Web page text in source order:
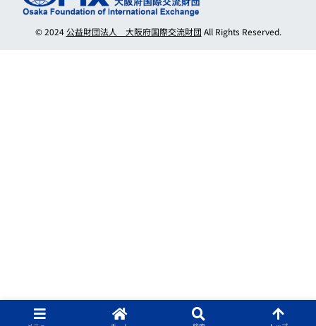
© 2024公益財団法人 大阪府国際交流財団 All Rights Reserved.